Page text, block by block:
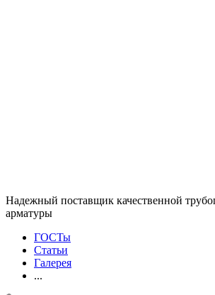
Надежный поставщик качественной
арматуры
ГОСТы
Статьи
Галерея
...